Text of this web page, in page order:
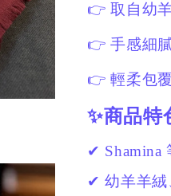
👉 取自幼
👉 手感細
👉 輕柔包
✨商品特
✔ Shamina
✔ 幼羊羊絨